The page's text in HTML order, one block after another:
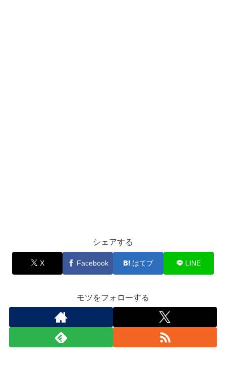
シェアする
X Facebook はてブ LINE
モツをフォローする